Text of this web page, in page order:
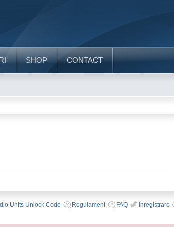
SHOP CONTACT
Units Unlock Code Regulament FAQ Înregistrare